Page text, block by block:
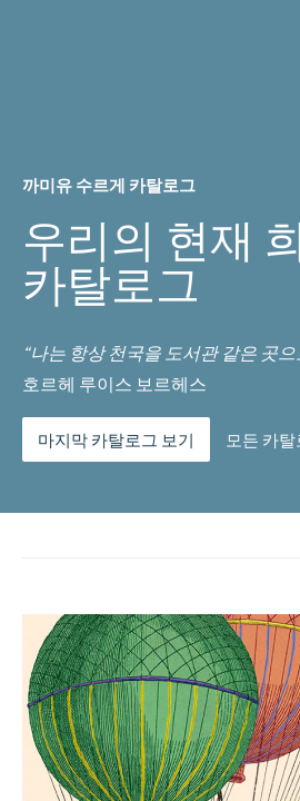
까미유 수르게 카탈로그
우리의 현재
카탈로그
“나는 항상 천국을 도서관 같은 곳
호르헤 루이스 보르헤스
마지막 카탈로그 보기 모든 카탈